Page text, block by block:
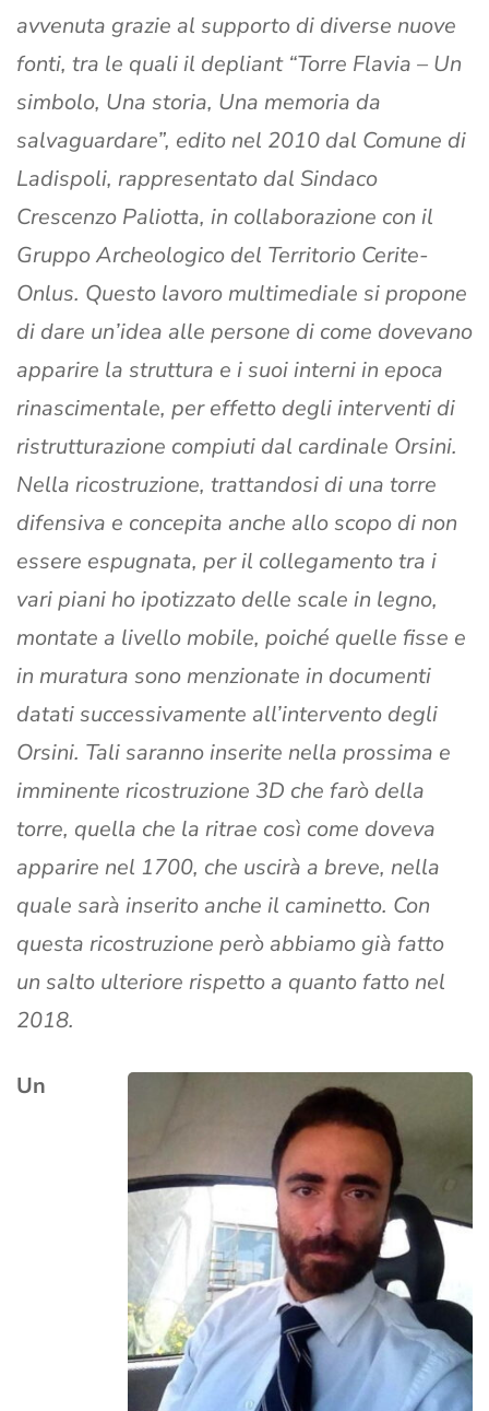
avvenuta grazie al supporto di diverse nuove
fonti, tra le quali il depliant “Torre Flavia – Un
simbolo, Una storia, Una memoria da
salvaguardare”, edito nel 2010 dal Comune di
Ladispoli, rappresentato dal Sindaco
Crescenzo Paliotta, in collaborazione con il
Gruppo Archeologico del Territorio Cerite-
Onlus. Questo lavoro multimediale si propone
di dare un’idea alle persone di come dovevano
apparire la struttura e i suoi interni in epoca
rinascimentale, per effetto degli interventi di
ristrutturazione compiuti dal cardinale Orsini.
Nella ricostruzione, trattandosi di una torre
difensiva e concepita anche allo scopo di non
essere espugnata, per il collegamento tra i
vari piani ho ipotizzato delle scale in legno,
montate a livello mobile, poiché quelle fisse e
in muratura sono menzionate in documenti
datati successivamente all’intervento degli
Orsini. Tali saranno inserite nella prossima e
imminente ricostruzione 3D che farò della
torre, quella che la ritrae così come doveva
apparire nel 1700, che uscirà a breve, nella
quale sarà inserito anche il caminetto. Con
questa ricostruzione però abbiamo già fatto
un salto ulteriore rispetto a quanto fatto nel
2018.
Un